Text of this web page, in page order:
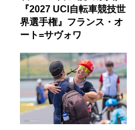
『2027 UCI自転車競技世
界選手権』フランス・オ
ート=サヴォワ